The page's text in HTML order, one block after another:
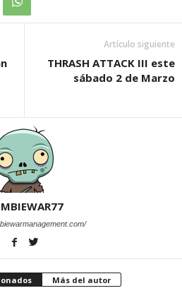
Artículo siguiente
THRASH ATTACK III este
sábado 2 de Marzo
Más del autor